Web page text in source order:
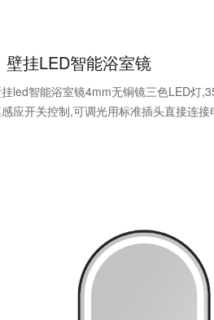
壁挂LED智能浴室镜
led智能浴室镜4mm无铜镜三色LED灯
应开关控制,可调光用标准插头直接连接